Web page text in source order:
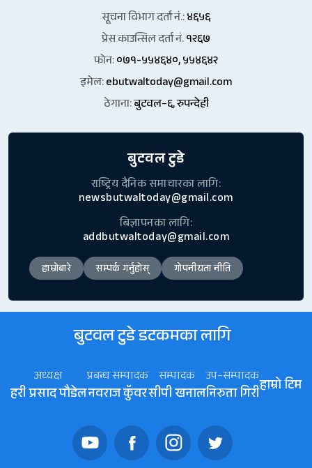
सूचना विभाग दर्ता नं.:४६५६
प्रेस काउन्सिल दर्ता नं.१२६७
फोन:०७१-५५४६४०, ५५४६४२
इमेल:ebutwaltoday@gmail.com
ठेगाना:बुटवल–६, रुपन्देही
बुटवल टुडे
राष्ट्रिय दैनिक समाचारका लागि:
newsbutwaltoday@gmail.com
बिज्ञापनका लागि:
addbutwaltoday@gmail.com
हाम्रोबारे सम्पर्क गर्नुहोस् गोपनीयता नीति
बुटवल टुडे डटकमका लागि
अध्यक्ष
हरी प्रसाद पौडेल
प्रबन्ध सम्पादक
नवराज कॅुवर
सम्पादक
सीपी खनाल
उप–सम्पादक
निरुता गिरीहाम्रो टिम